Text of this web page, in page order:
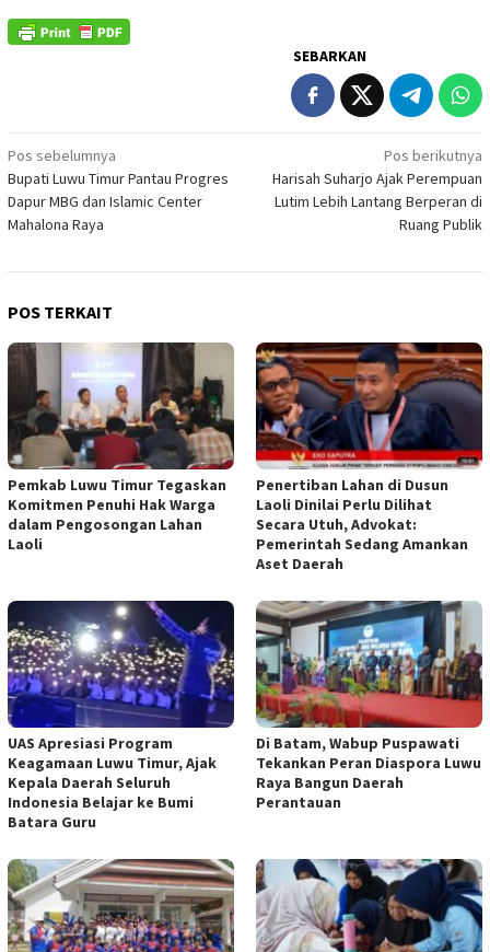
SEBARKAN
Navigasi
pos
Pos sebelumnya
Bupati Luwu Timur Pantau Progres
Dapur MBG dan Islamic Center
Mahalona Raya
Pos berikutnya
Harisah Suharjo Ajak Perempuan
Lutim Lebih Lantang Berperan di
Ruang Publik
POS TERKAIT
Pemkab Luwu Timur Tegaskan
Komitmen Penuhi Hak Warga
dalam Pengosongan Lahan
Laoli
Penertiban Lahan di Dusun
Laoli Dinilai Perlu Dilihat
Secara Utuh, Advokat:
Pemerintah Sedang Amankan
Aset Daerah
UAS Apresiasi Program
Keagamaan Luwu Timur, Ajak
Kepala Daerah Seluruh
Indonesia Belajar ke Bumi
Batara Guru
Di Batam, Wabup Puspawati
Tekankan Peran Diaspora Luwu
Raya Bangun Daerah
Perantauan